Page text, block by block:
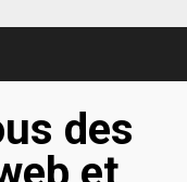
des